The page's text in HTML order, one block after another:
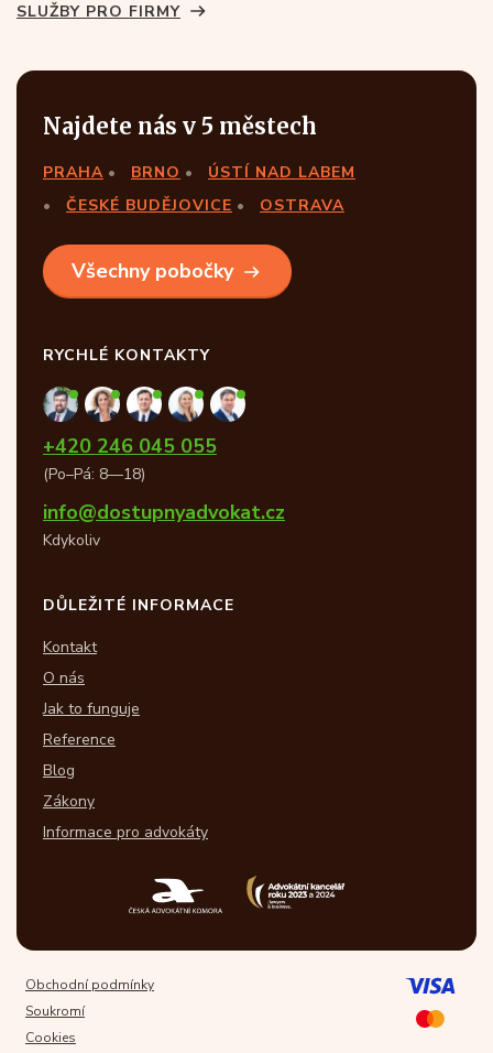
SLUŽBY PRO FIRMY
Najdete nás v 5 městech
PRAHA BRNO
ÚSTÍ NAD LABEM
ČESKÉ BUDĚJOVICE
OSTRAVA
Všechny pobočky
RYCHLÉ KONTAKTY
+420 246 045 055
(Po–Pá: 8—18)
info@dostupnyadvokat.cz
Kdykoliv
DŮLEŽITÉ INFORMACE
Kontakt
O nás
Jak to funguje
Reference
Blog
Zákony
Informace pro advokáty
Obchodní podmínky
Soukromí
Cookies